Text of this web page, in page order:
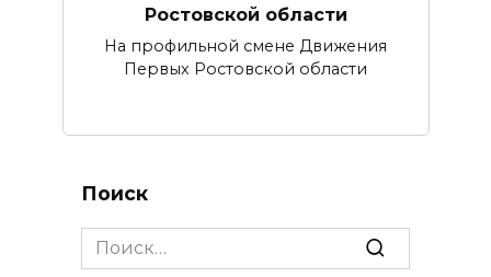
Ростовской области
На профильной смене Движения
Первых Ростовской области
Поиск
Search
for: